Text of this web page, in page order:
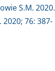
S.M. 2020.
76: 387-